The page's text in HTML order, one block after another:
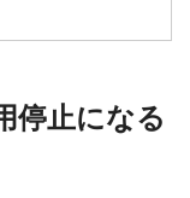
停止になる